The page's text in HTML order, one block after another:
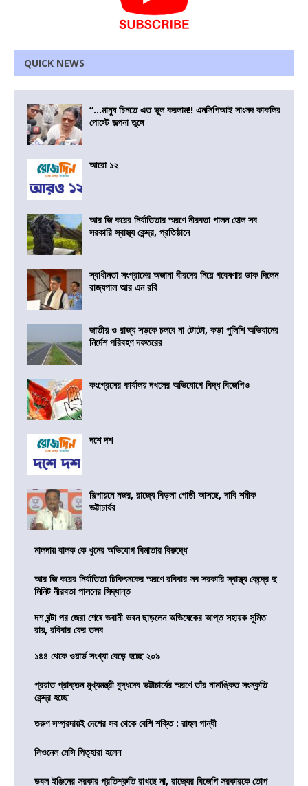
QUICK NEWS
“…মানুষ চিনতে এত ভুল করলাম!! এনসিপিআই সাংসদ কাকলির
পোস্টে জল্পনা তুঙ্গে
আরো ১২
আর জি করের নির্যাতিতার স্মরণে নীরবতা পালন হোল সব
সরকারি স্বাস্থ্য কেন্দ্র, প্রতিষ্ঠানে
স্বাধীনতা সংগ্রামের অজানা বীরদের নিয়ে গবেষণার ডাক দিলেন
রাজ্যপাল আর এন রবি
জাতীয় ও রাজ্য সড়কে চলবে না টোটো, কড়া পুলিশি অভিযানের
নির্দেশ পরিবহণ দফতরের
কংগ্রেসের কার্যালয় দখলের অভিযোগে বিদ্ধ বিজেপিও
দশে দশ
শিল্পায়নে নজর, রাজ্যে বিড়লা গোষ্ঠী আসছে, দাবি শমীক
ভট্টাচার্যর
মালদায় বালক কে খুনের অভিযোগ বিমাতার বিরুদ্ধে
আর জি করের নির্যাতিতা চিকিৎসকের স্মরণে রবিবার সব সরকারি স্বাস্থ্য কেন্দ্রে দু
মিনিট নীরবতা পালনের সিদ্ধান্ত
দশ ঘন্টা পর জেরা শেষে ভবানী ভবন ছাড়লেন অভিষেকের আপ্ত সহায়ক সুমিত
রায়, রবিবার ফের তলব
১৪৪ থেকে ওয়ার্ড সংখ্যা বেড়ে হচ্ছে ২০৯
প্রয়াত প্রাক্তন মুখ্যমন্ত্রী বুদ্ধদেব ভট্টাচার্যের স্মরণে তাঁর নামাঙ্কিত সংস্কৃতি
কেন্দ্র হচ্ছে
তরুণ সম্প্রদায়ই দেশের সব থেকে বেশি শক্তি : রাহুল গান্ধী
লিওনেল মেসি পিতৃহারা হলেন
ডবল ইঞ্জিনের সরকার প্রতিশ্রুতি রাখছে না, রাজ্যের বিজেপি সরকারকে তোপ